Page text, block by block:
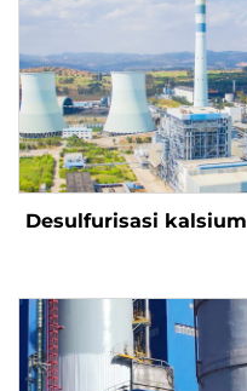
Desulfurisasi kalsium